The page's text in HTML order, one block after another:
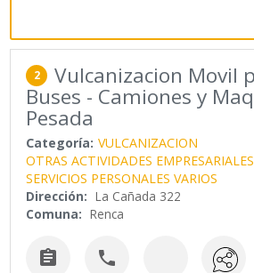
2 Vulcanizacion Movil
Buses - Camiones y
Pesada
Categoría: VULCANIZACION
OTRAS ACTIVIDADES EMPRESARIALES
SERVICIOS PERSONALES VARIOS
Dirección: La Cañada 322
Comuna: Renca
 